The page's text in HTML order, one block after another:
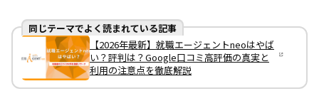
同じテーマでよく読まれている記事
【2026年最新】就職エージェントneoはやば
い？評判は？Google口コミ高評価の真実と
利用の注意点を徹底解説